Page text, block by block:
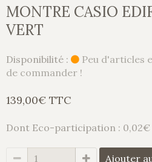
MONTRE CASIO
VERT
Disponibilité :
Peu d'articles
de commander !
139,00€ TTC
Dont Eco-participation : 0,02€
Ajouter